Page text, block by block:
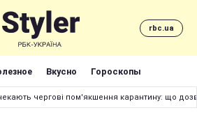
rbc.ua
Вкусно Гороскопы
чергові пом'якшення карантину: що